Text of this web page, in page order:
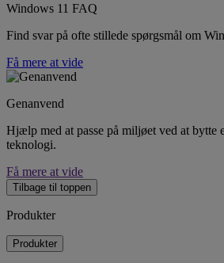
Windows 11 FAQ
Find svar på ofte stillede spørgsmål om
Få mere at vide
Genanvend
Hjælp med at passe på miljøet ved at bytte
teknologi.
Få mere at vide
Tilbage til toppen
Produkter
Produkter